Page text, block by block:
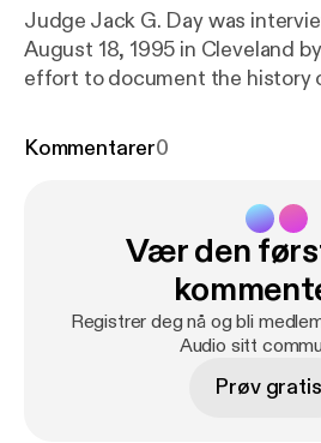
Judge Jack G. Day was
August 18, 1995 in Cleveland
effort to document the history
organizations, and served as a
Kommentarer0
Vær den
Registrer deg nå og bli
Audio sitt
Prøv gratis